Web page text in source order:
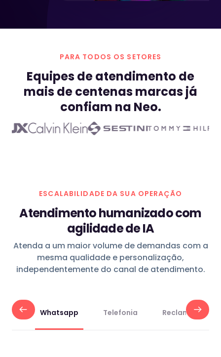
PARA TODOS OS SETORES
Equipes de atendimento de
mais de centenas marcas já
confiam na Neo.
ESCALABILIDADE DA SUA OPERAÇÃO
Atendimento humanizado com
agilidade de IA
Atenda a um maior volume de demandas com a
mesma qualidade e personalização,
independentemente do canal de atendimento.
Whatsapp Telefonia Reclame Aqui